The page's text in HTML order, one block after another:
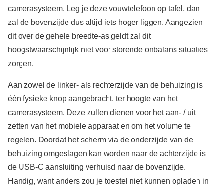
camerasysteem. Leg je deze vouwtelefoon op tafel, dan
zal de bovenzijde dus altijd iets hoger liggen. Aangezien
dit over de gehele breedte-as geldt zal dit
hoogstwaarschijnlijk niet voor storende onbalans situaties
zorgen.
Aan zowel de linker- als rechterzijde van de behuizing is
één fysieke knop aangebracht, ter hoogte van het
camerasysteem. Deze zullen dienen voor het aan- / uit
zetten van het mobiele apparaat en om het volume te
regelen. Doordat het scherm via de onderzijde van de
behuizing omgeslagen kan worden naar de achterzijde is
de USB-C aansluiting verhuisd naar de bovenzijde.
Handig, want anders zou je toestel niet kunnen opladen in